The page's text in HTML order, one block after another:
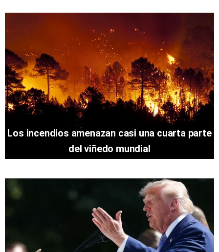
Los incendios amenazan casi una cuarta parte
del viñedo mundial